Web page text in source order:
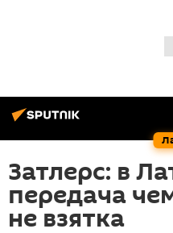
Затлерс: в
передача
не взятка